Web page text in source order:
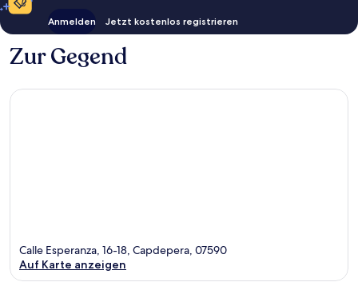
Anmelden Jetzt kostenlos registrieren
Zur Gegend
Calle Esperanza, 16-18, Capdepera, 07590
Auf Karte anzeigen